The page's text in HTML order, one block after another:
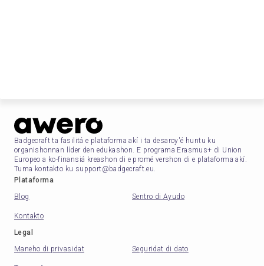
Badgecraft ta fasilitá e plataforma akí i ta desaroy'é huntu ku
organishonnan líder den edukashon. E programa Erasmus+ di Union
Europeo a ko-finansiá kreashon di e promé vershon di e plataforma akí.
Tuma kontakto ku support@badgecraft.eu.
Plataforma
Blog
Sentro di Ayudo
Kontakto
Legal
Maneho di privasidat
Seguridat di dato